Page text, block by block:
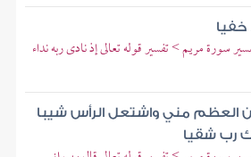
خفيا
سورة مريم > تفسير قوله تعالى إذ نادى ربه نداء
العظم مني واشتعل الرأس شيبا
رب شقيا